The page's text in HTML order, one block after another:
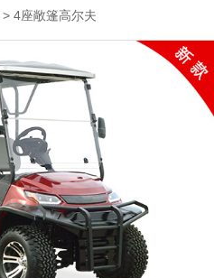
夫 夫
> 4座敞篷高尔夫